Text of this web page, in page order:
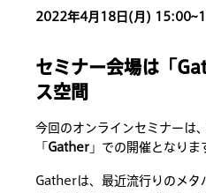
2022年4月18日(月)
セミナー会場は「
ス空間
今回のオンラインセミナーは
「 Gather 」での開催となりま
Gatherは、最近流行りのメタ